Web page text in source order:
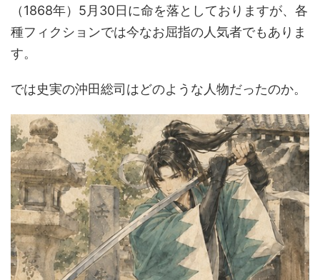
（1868年）5月30日に命を落としておりますが、各
種フィクションでは今なお屈指の人気者でもありま
す。
では史実の沖田総司はどのような人物だったのか。